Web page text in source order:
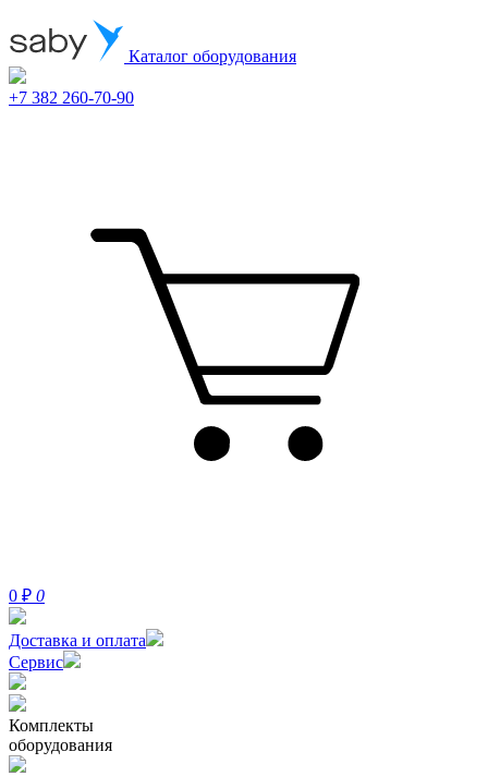
Каталог оборудования
+7 382 260-70-90
0 ₽ 0
Доставка и оплата
Сервис
Комплекты
оборудования